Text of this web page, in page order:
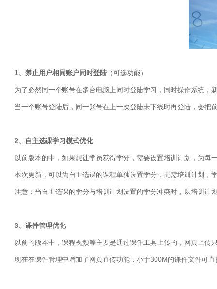
1、禁止用户相同账户同时登陆 （可选功能）
为了必然同一个账号在多台电脑上同时登陆学习，同时操作系统
当一个账号登陆后，同一账号在上一次登陆未下线时再登陆，会
2、自主选课学习模式优化
以前版本的中，如果想让学员获得学分，需要设置培训计划，为
本次更新，可以为自主选课的课程单独设置学分，无需培训计划，
注意：当自主选课的学分与培训计划设置的学分冲突时，以培训计
3、课件管理优化
以前的版本中，课程视频等主要是通过课件工具上传的，网页上传
现在在课件管理中增加了网页直传功能，小于300M的课件文件可